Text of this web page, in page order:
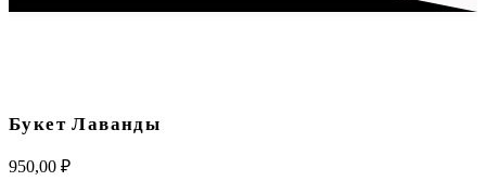
Букет Лаванды
950,00 ₽